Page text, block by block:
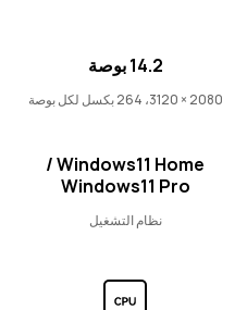
سلسلة MateBook D
14.2 بوصة
2080 × 3120، 264 بكسل لكل بوصة
Windows11 Home /
Windows11 Pro
نظام التشغيل